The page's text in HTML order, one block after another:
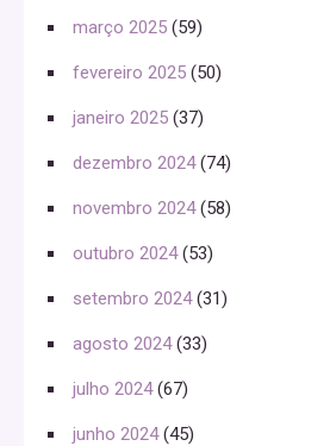
março 2025 (59)
fevereiro 2025 (50)
janeiro 2025 (37)
dezembro 2024(74)
novembro 2024(58)
outubro 2024(53)
setembro 2024(31)
agosto 2024(33)
julho 2024(67)
junho 2024(45)